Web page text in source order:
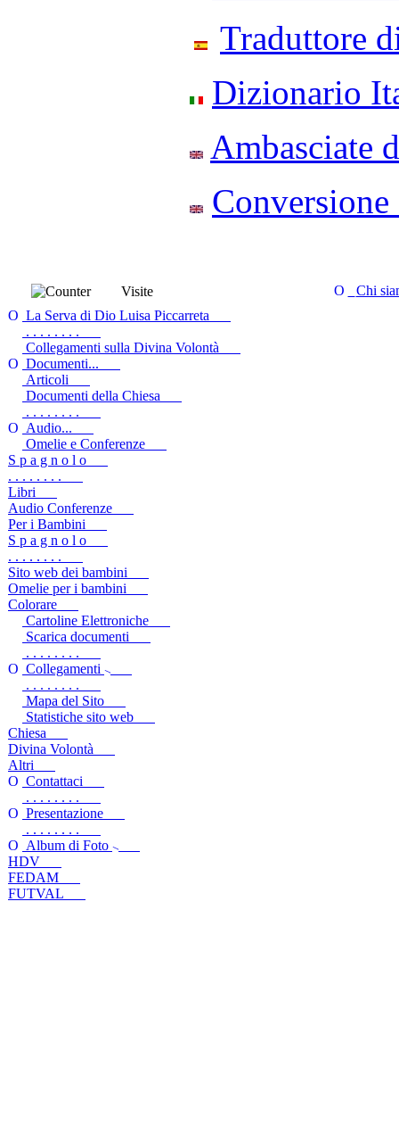
Traduttore
Dizionario
Ambasciate
Visite
Chi
La Serva di Dio Luisa Piccarreta
. . . . . . . .
Collegamenti sulla Divina Volontà
Documenti...
Articoli
Documenti della Chiesa
. . . . . . . .
Audio...
Omelie e Conferenze
S p a g n o l o
. . . . . . . .
Libri
Audio Conferenze
Per i Bambini
S p a g n o l o
. . . . . . . .
Sito web dei bambini
Omelie per i bambini
Colorare
Cartoline Elettroniche
Scarica documenti
. . . . . . . .
Collegamenti
. . . . . . . .
Mapa del Sito
Statistiche sito web
Chiesa
Divina Volontà
Altri
Contattaci
. . . . . . . .
Presentazione
. . . . . . . .
Album di Foto
HDV
FEDAM
FUTVAL